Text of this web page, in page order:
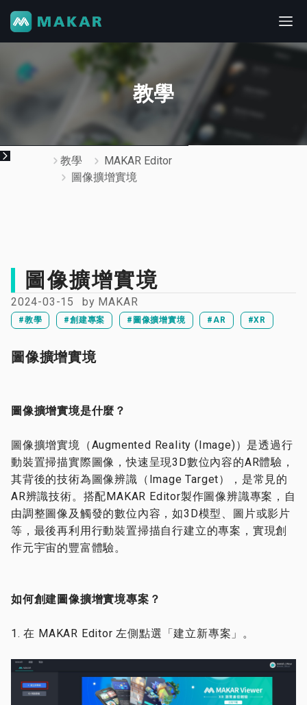
教學
教學
MAKAR Editor
圖像擴增實境
圖像擴增實境
2024-03-15 by MAKAR
#教學 #創建專案 #圖像擴增實境 #AR #XR
圖像擴增實境
圖像擴增實境是什麼？
圖像擴增實境（Augmented Reality (Image)）是透過行
動裝置掃描實際圖像，快速呈現3D數位內容的AR體驗，
其背後的技術為圖像辨識（Image Target），是常見的
AR辨識技術。搭配MAKAR Editor製作圖像辨識專案，自
由調整圖像及觸發的數位內容，如3D模型、圖片或影片
等，最後再利用行動裝置掃描自行建立的專案，實現創
作元宇宙的豐富體驗。
如何創建圖像擴增實境專案？
1. 在 MAKAR Editor 左側點選「建立新專案」。